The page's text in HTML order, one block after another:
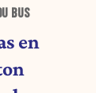
BUS
en